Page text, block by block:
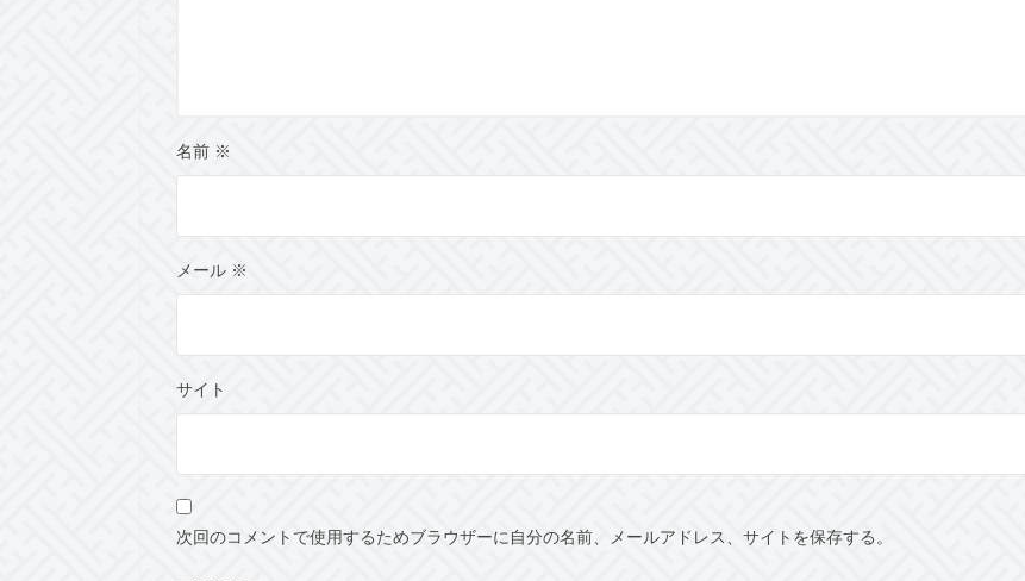
名前 ※
メール ※
サイト
次回のコメントで使用するためブラウザーに自分の名前、メールアドレス、サイトを保存する。